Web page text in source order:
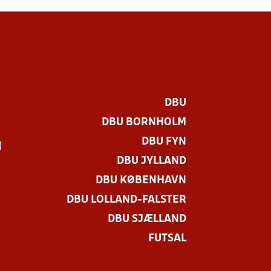
DBU
DBU BORNHOLM
DBU FYN
DBU JYLLAND
DBU KØBENHAVN
DBU LOLLAND-FALSTER
DBU SJÆLLAND
FUTSAL